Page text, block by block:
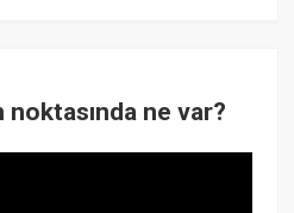
noktasında ne var?